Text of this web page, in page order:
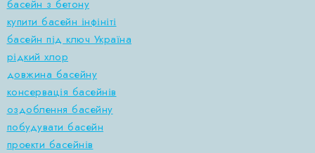
басейн з бетону
купити басейн інфініті
басейн під ключ Україна
рідкий хлор
довжина басейну
консервація басейнів
оздоблення басейну
побудувати басейн
проекти басейнів